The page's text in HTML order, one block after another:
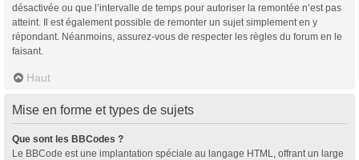
désactivée ou que l’intervalle de temps pour autoriser la remontée n’est pas
atteint. Il est également possible de remonter un sujet simplement en y
répondant. Néanmoins, assurez-vous de respecter les règles du forum en le
faisant.
Haut
Mise en forme et types de sujets
Que sont les BBCodes ?
Le BBCode est une implantation spéciale au langage HTML, offrant un large